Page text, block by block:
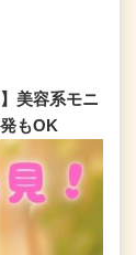
美容系モニ
もOK